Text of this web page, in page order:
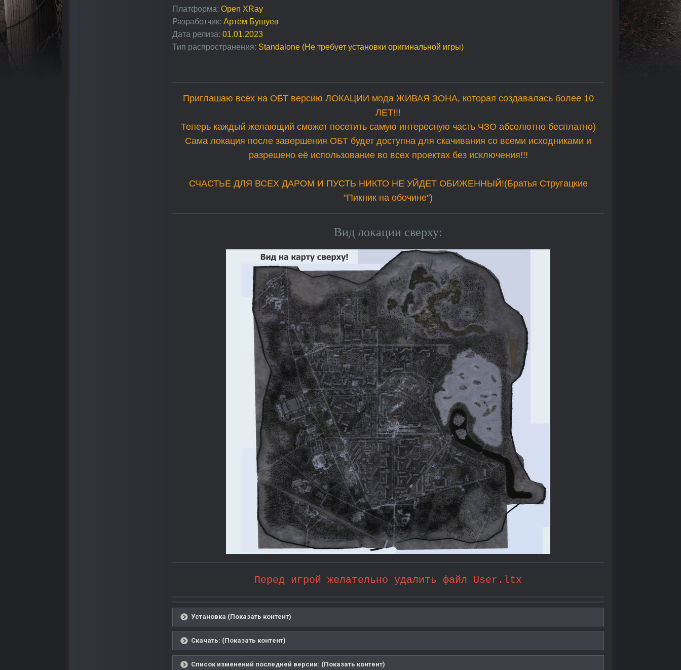
Платформа: Open XRay
Разработчик: Артём Бушуев
Дата релиза: 01.01.2023
Тип распространения: Standalone (Не требует установки оригинальной игры)
Приглашаю всех на ОБТ версию ЛОКАЦИИ мода ЖИВАЯ ЗОНА, которая создавалась более 10
ЛЕТ!!!
Теперь каждый желающий сможет посетить самую интересную часть ЧЗО абсолютно бесплатно)
Сама локация после завершения ОБТ будет доступна для скачивания со всеми исходниками и
разрешено её использование во всех проектах без исключения!!!
СЧАСТЬЕ ДЛЯ ВСЕХ ДАРОМ И ПУСТЬ НИКТО НЕ УЙДЕТ ОБИЖЕННЫЙ!(Братья Стругацкие
"Пикник на обочине")
Вид локации сверху:
Перед игрой желательно удалить файл User.ltx
Установка (Показать контент)
Скачать: (Показать контент)
Список изменений последней версии: (Показать контент)